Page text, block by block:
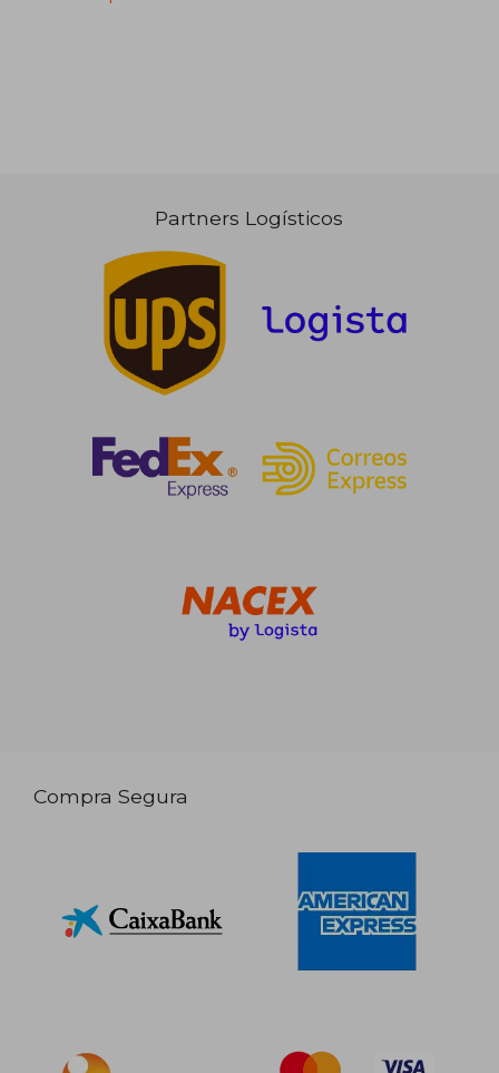
Partners Logísticos
Compra Segura